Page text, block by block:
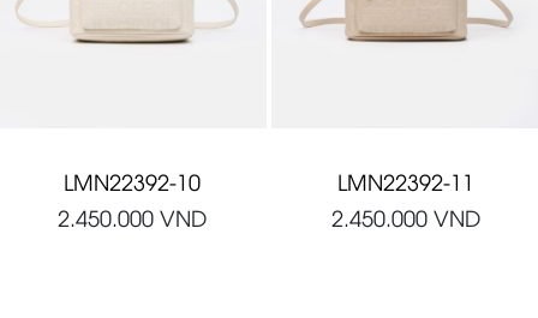
LMN22392-10
2.450.000 VND
LMN22392-11
2.450.000 VND